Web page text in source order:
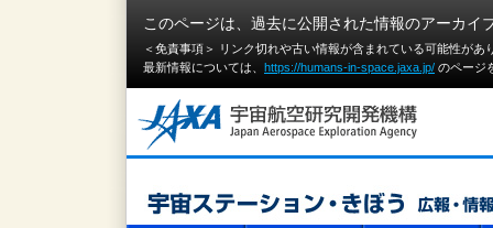
このページは、過去に公開された情報のアーカイ
＜免責事項＞ リンク切れや古い情報が含まれている可能性が
最新情報については、 https://humans-in-space.jaxa.jp/ のページ